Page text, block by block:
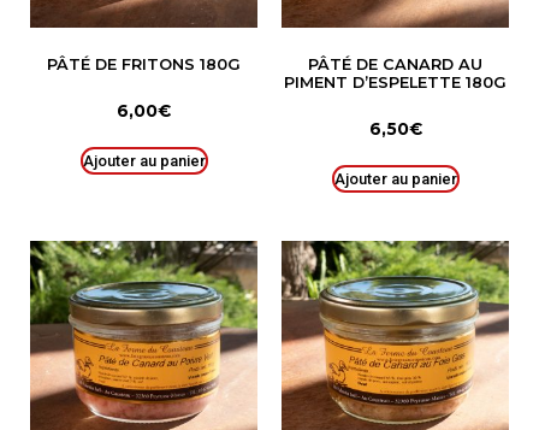
PÂTÉ DE FRITONS 180G
6,00€
Ajouter au panier
PÂTÉ DE CANARD AU
PIMENT D’ESPELETTE 180G
6,50€
Ajouter au panier